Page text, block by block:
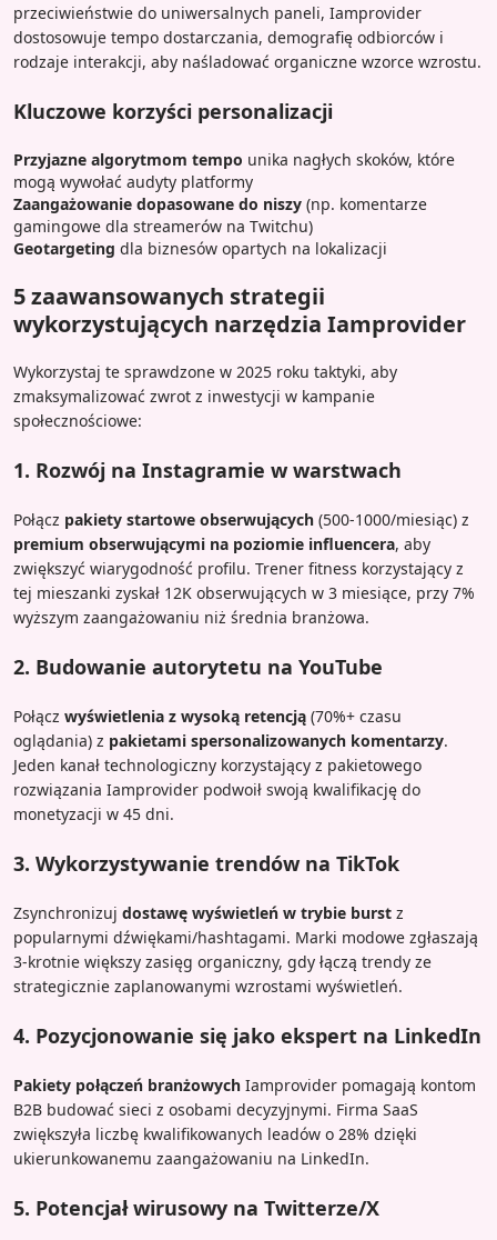
przeciwieństwie do uniwersalnych paneli, Iamprovider
dostosowuje tempo dostarczania, demografię odbiorców i
rodzaje interakcji, aby naśladować organiczne wzorce wzrostu.
Kluczowe korzyści personalizacji
Przyjazne algorytmom tempo unika nagłych skoków, które
mogą wywołać audyty platformy
Zaangażowanie dopasowane do niszy (np. komentarze
gamingowe dla streamerów na Twitchu)
Geotargeting dla biznesów opartych na lokalizacji
5 zaawansowanych strategii
wykorzystujących narzędzia Iamprovider
Wykorzystaj te sprawdzone w 2025 roku taktyki, aby
zmaksymalizować zwrot z inwestycji w kampanie
społecznościowe:
1. Rozwój na Instagramie w warstwach
Połącz pakiety startowe obserwujących (500-1000/miesiąc) z
premium obserwującymi na poziomie influencera, aby
zwiększyć wiarygodność profilu. Trener fitness korzystający z
tej mieszanki zyskał 12K obserwujących w 3 miesiące, przy 7%
wyższym zaangażowaniu niż średnia branżowa.
2. Budowanie autorytetu na YouTube
Połącz wyświetlenia z wysoką retencją (70%+ czasu
oglądania) z pakietami spersonalizowanych komentarzy.
Jeden kanał technologiczny korzystający z pakietowego
rozwiązania Iamprovider podwoił swoją kwalifikację do
monetyzacji w 45 dni.
3. Wykorzystywanie trendów na TikTok
Zsynchronizuj dostawę wyświetleń w trybie burst z
popularnymi dźwiękami/hashtagami. Marki modowe zgłaszają
3-krotnie większy zasięg organiczny, gdy łączą trendy ze
strategicznie zaplanowanymi wzrostami wyświetleń.
4. Pozycjonowanie się jako ekspert na LinkedIn
Pakiety połączeń branżowych Iamprovider pomagają kontom
B2B budować sieci z osobami decyzyjnymi. Firma SaaS
zwiększyła liczbę kwalifikowanych leadów o 28% dzięki
ukierunkowanemu zaangażowaniu na LinkedIn.
5. Potencjał wirusowy na Twitterze/X